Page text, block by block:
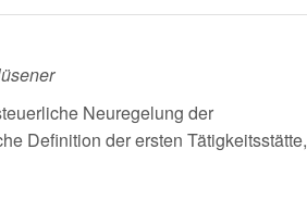
Neuregelung der
Definition der ersten Tätigkeitsstätte,